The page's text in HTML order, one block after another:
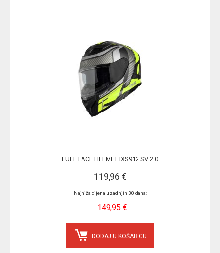
FULL FACE HELMET IXS912 SV 2.0
119,96 €
Najniža cijena u zadnjih 30 dana:
149,95 €
DODAJ U KOŠARICU